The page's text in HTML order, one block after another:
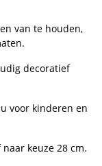
van te houden,
decoratief
voor kinderen en
keuze 28 cm.